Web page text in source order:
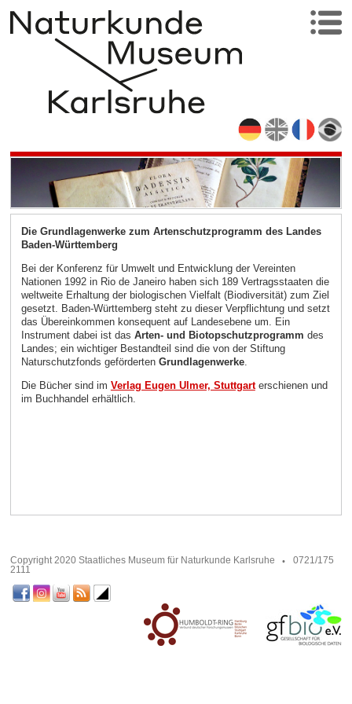
Die Grundlagenwerke zum Artenschutzprogramm des Landes
Baden-Württemberg
Bei der Konferenz für Umwelt und Entwicklung der Vereinten
Nationen 1992 in Rio de Janeiro haben sich 189 Vertragsstaaten die
weltweite Erhaltung der biologischen Vielfalt (Biodiversität) zum Ziel
gesetzt. Baden-Württemberg steht zu dieser Verpflichtung und setzt
das Übereinkommen konsequent auf Landesebene um. Ein
Instrument dabei ist das Arten- und Biotopschutzprogramm des
Landes; ein wichtiger Bestandteil sind die von der Stiftung
Naturschutzfonds geförderten Grundlagenwerke.
Die Bücher sind im Verlag Eugen Ulmer, Stuttgarterschienen und
im Buchhandel erhältlich.
Copyright 2020 Staatliches Museum für Naturkunde Karlsruhe
0721/175
2111